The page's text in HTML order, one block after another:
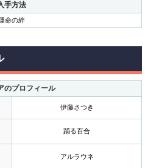
手方法
命の絆
のプロフィール
伊藤さつき
踊る百合
アルラウネ